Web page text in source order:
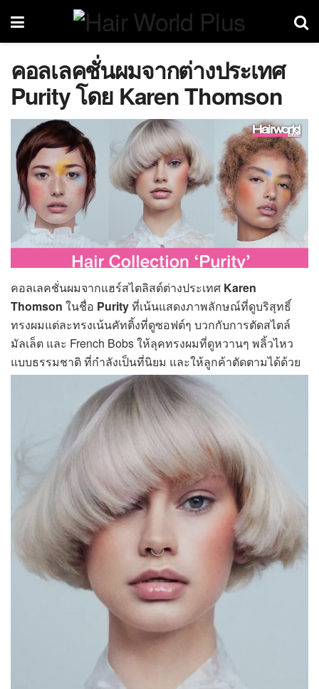
คอลเลคชั่นผมจากต่างประเทศ
Purity โดย Karen Thomson
คอลเลคชั่นผมจากแฮร์สไตลิสต์ต่างประเทศ Karen
Thomson ในชื่อ Purityที่เน้นแสดงภาพลักษณ์ที่ดูบริสุทธิ์
ทรงผมแต่ละทรงเน้นคัทติ้งที่ดูซอฟต์ๆ บวกกับการตัดสไตล์
มัลเล็ต และ French Bobs ให้ลุคทรงผมที่ดูหวานๆ พลิ้วไหว
แบบธรรมชาติ ที่กำลังเป็นที่นิยม และให้ลูกค้าตัดตามได้ด้วย